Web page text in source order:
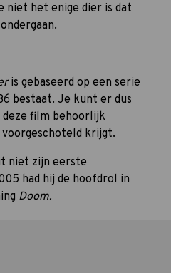
niet het enige dier is dat
is gebaseerd op een serie
bestaat. Je kunt er dus
deze film behoorlijk
krijgt.
niet zijn eerste
had hij de hoofdrol in
Doom.